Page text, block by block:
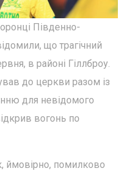
Південно-
що трагічний
в районі Гіллброу.
до церкви разом із
для невідомого
вогонь по
ймовірно, помилково